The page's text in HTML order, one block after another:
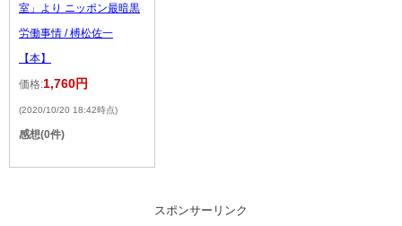
室」より ニッポン最暗黒
労働事情 / 榑松佐一
【本】
価格:1,760円
(2020/10/20 18:42時点)
感想(0件)
スポンサーリンク